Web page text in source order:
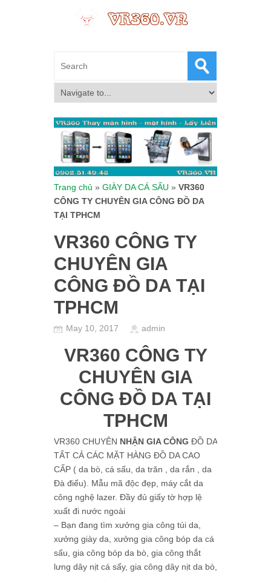
Trang chủ » GIÀY DA CÁ SẤU » VR360
CÔNG TY CHUYÊN GIA CÔNG ĐỒ DA
TẠI TPHCM
VR360 CÔNG TY
CHUYÊN GIA
CÔNG ĐỒ DA TẠI
TPHCM
May 10, 2017 admin
VR360 CÔNG TY
CHUYÊN GIA
CÔNG ĐỒ DA TẠI
TPHCM
VR360 CHUYÊN NHẬN GIA CÔNG ĐỒ DA
TẤT CẢ CÁC MẶT HÀNG ĐỒ DA CAO
CẤP ( da bò, cá sấu, da trăn , da rắn , da
Đà điểu). Mẫu mã độc đẹp, máy cắt da
công nghệ lazer. Đầy đủ giấy tờ hợp lệ
xuất đi nước ngoài
– Bạn đang tìm xưởng gia công túi da,
xưởng giày da, xưởng gia công bóp da cá
sấu, gia công bóp da bò, gia công thắt
lưng dây nịt cá sấy, gia công dây nịt da bò,